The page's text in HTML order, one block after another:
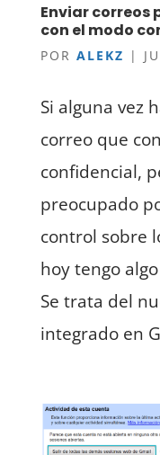
Enviar correos
con el modo
POR ALEKZ |
Si alguna vez
correo que
confidencial,
preocupado
control sobre
hoy tengo
Se trata del
integrado en